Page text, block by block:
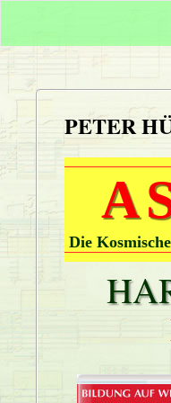
PETER
Die